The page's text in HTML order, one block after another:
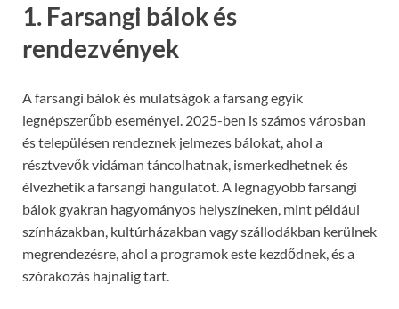
1. Farsangi bálok és
rendezvények
A farsangi bálok és mulatságok a farsang egyik
legnépszerűbb eseményei. 2025-ben is számos városban
és településen rendeznek jelmezes bálokat, ahol a
résztvevők vidáman táncolhatnak, ismerkedhetnek és
élvezhetik a farsangi hangulatot. A legnagyobb farsangi
bálok gyakran hagyományos helyszíneken, mint például
színházakban, kultúrházakban vagy szállodákban kerülnek
megrendezésre, ahol a programok este kezdődnek, és a
szórakozás hajnalig tart.